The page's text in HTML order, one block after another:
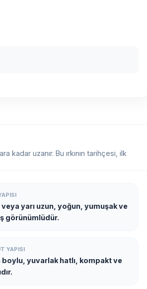
kadar uzanır. Bu ırkının tarihçesi, ilk
veya yarı uzun, yoğun, yumuşak ve
görünümlüdür.
YAPISI
boylu, yuvarlak hatlı, kompakt ve